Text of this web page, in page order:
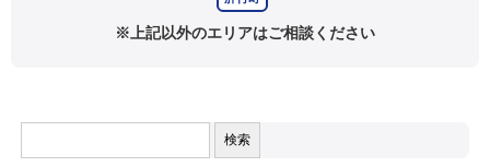
※上記以外のエリアはご相談ください
索: